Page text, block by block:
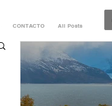
CONTACTO All Posts